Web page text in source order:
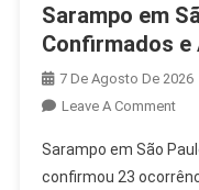
Sarampo em
Confirmados e
7 De Agosto De 2026
Leave A CommentOn
Em
Sarampo em São
confirmou 23